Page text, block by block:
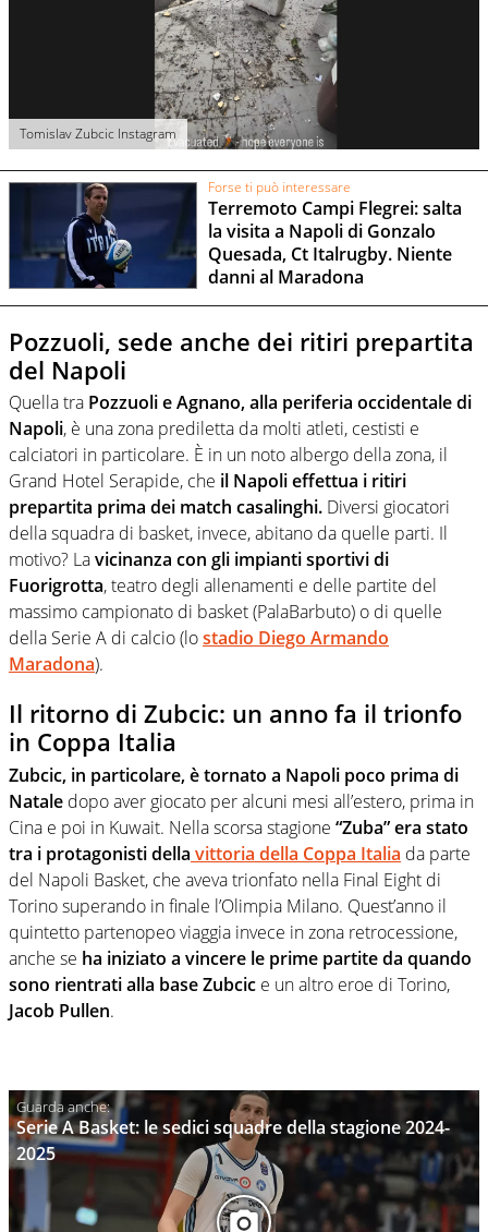
Tomislav Zubcic Instagram
Forse ti può interessare
Terremoto Campi Flegrei: salta
la visita a Napoli di Gonzalo
Quesada, Ct Italrugby. Niente
danni al Maradona
Pozzuoli, sede anche dei ritiri prepartita
del Napoli
Quella tra Pozzuoli e Agnano, alla periferia occidentale di
Napoli, è una zona prediletta da molti atleti, cestisti e
calciatori in particolare. È in un noto albergo della zona, il
Grand Hotel Serapide, che il Napoli effettua i ritiri
prepartita prima dei match casalinghi. Diversi giocatori
della squadra di basket, invece, abitano da quelle parti. Il
motivo? Lavicinanza con gli impianti sportivi di
Fuorigrotta, teatro degli allenamenti e delle partite del
massimo campionato di basket (PalaBarbuto) o di quelle
della Serie A di calcio (lostadio Diego Armando
Maradona).
Il ritorno di Zubcic: un anno fa il trionfo
in Coppa Italia
Zubcic, in particolare, è tornato a Napoli poco prima di
Natale dopo aver giocato per alcuni mesi all’estero, prima in
Cina e poi in Kuwait. Nella scorsa stagione “Zuba” era stato
tra i protagonisti della vittoria della Coppa Italia da parte
del Napoli Basket, che aveva trionfato nella Final Eight di
Torino superando in finale l’Olimpia Milano. Quest’anno il
quintetto partenopeo viaggia invece in zona retrocessione,
anche se ha iniziato a vincere le prime partite da quando
sono rientrati alla base Zubcic e un altro eroe di Torino,
Jacob Pullen.
Serie A Basket: le sedici squadre della stagione 2024-
2025